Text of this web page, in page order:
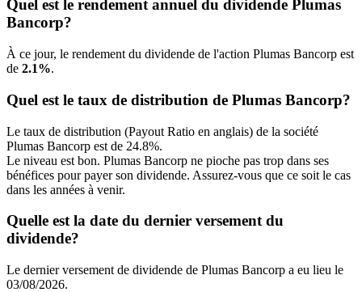
Quel est le rendement annuel du dividende Plumas
Bancorp?
À ce jour, le rendement du dividende de l'action Plumas Bancorp est
de 2.1%.
Quel est le taux de distribution de Plumas Bancorp?
Le taux de distribution (Payout Ratio en anglais) de la société
Plumas Bancorp est de 24.8%.
Le niveau est bon. Plumas Bancorp ne pioche pas trop dans ses
bénéfices pour payer son dividende. Assurez-vous que ce soit le cas
dans les années à venir.
Quelle est la date du dernier versement du
dividende?
Le dernier versement de dividende de Plumas Bancorp a eu lieu le
03/08/2026.